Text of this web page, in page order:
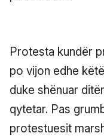
Protesta kundër
po vijon edhe
duke shënuar
qytetar. Pas
protestuesit